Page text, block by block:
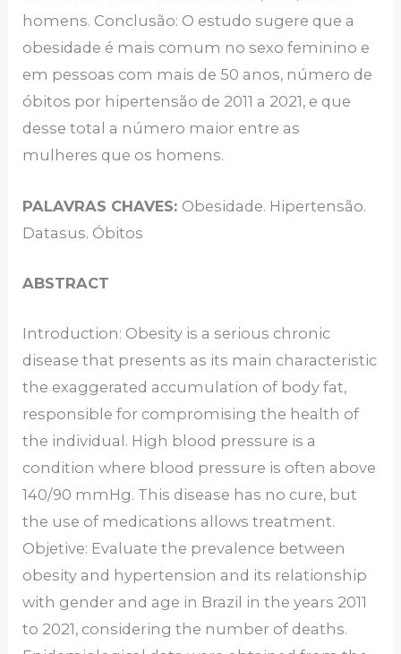
homens. Conclusão: O estudo sugere que a
obesidade é mais comum no sexo feminino e
em pessoas com mais de 50 anos, número de
óbitos por hipertensão de 2011 a 2021, e que
desse total a número maior entre as
mulheres que os homens.
PALAVRAS CHAVES: Obesidade. Hipertensão.
Datasus. Óbitos
ABSTRACT
Introduction: Obesity is a serious chronic
disease that presents as its main characteristic
the exaggerated accumulation of body fat,
responsible for compromising the health of
the individual. High blood pressure is a
condition where blood pressure is often above
140/90 mmHg. This disease has no cure, but
the use of medications allows treatment.
Objetive: Evaluate the prevalence between
obesity and hypertension and its relationship
with gender and age in Brazil in the years 2011
to 2021, considering the number of deaths.